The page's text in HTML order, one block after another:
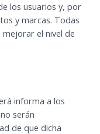
los usuarios y, por
y marcas. Todas
mejorar el nivel de
informa a los
serán
de que dicha